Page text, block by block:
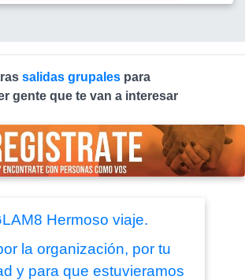
salidas grupales para
gente que te van a interesar
Hermoso viaje.
la organización, por tu
y para que estuvieramos